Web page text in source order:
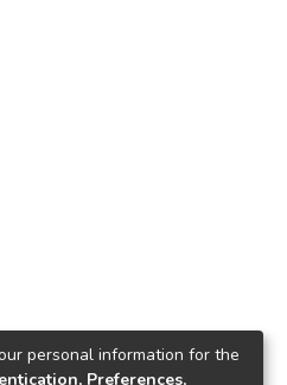
personal information for the
Preferences,